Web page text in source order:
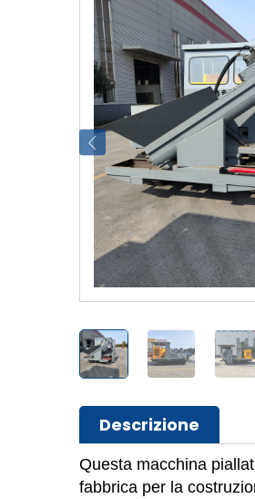
Descrizione
Questa macchina
fabbrica per la